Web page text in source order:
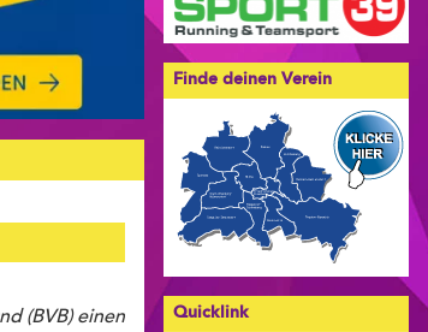
(BVB) einen
Finde deinen Verein
Quicklink